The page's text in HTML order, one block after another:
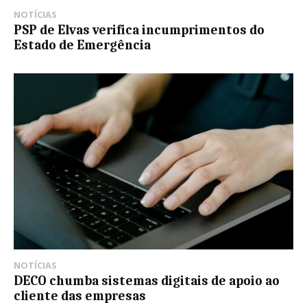
NOTÍCIAS
PSP de Elvas verifica incumprimentos do
Estado de Emergência
NOTÍCIAS
DECO chumba sistemas digitais de apoio ao
cliente das empresas